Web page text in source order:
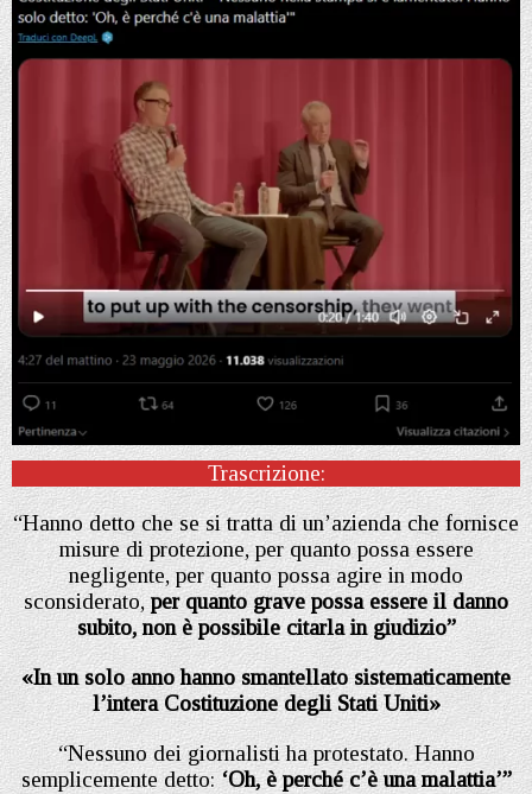
Trascrizione:
“Hanno detto che se si tratta di un’azienda che fornisce
misure di protezione, per quanto possa essere
negligente, per quanto possa agire in modo
sconsiderato,per quanto grave possa essere il danno
subito, non è possibile citarla in giudizio”
«In un solo anno hanno smantellato sistematicamente
l’intera Costituzione degli Stati Uniti»
“Nessuno dei giornalisti ha protestato. Hanno
semplicemente detto: ‘Oh, è perché c’è una malattia’”